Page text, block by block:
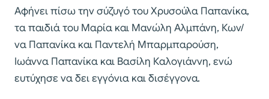
Αφήνει πίσω την σύζυγό του Χρυσούλα Παπανίκα,
τα παιδιά του Μαρία και Μανώλη Αλμπάνη, Κων/
να Παπανίκα και Παντελή Μπαρμπαρούση,
Ιωάννα Παπανίκα και Βασίλη Καλογιάννη, ενώ
ευτύχησε να δει εγγόνια και δισέγγονα.